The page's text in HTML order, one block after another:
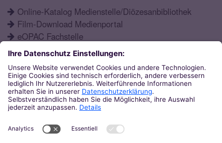
Online-Katalog Medienstelle/Diözesanbibliothek
Film-Download Medienportal
eOPAC Fachstelle
Fortbildungsprogramm
Schulformen
Öffnungszeiten
Aktuelles